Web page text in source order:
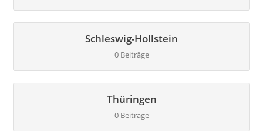
Schleswig-Hollstein
0 Beiträge
Thüringen
0 Beiträge